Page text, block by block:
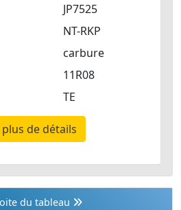
JP7525
NT-RKP
carbure
11R08
TE
de détails
du tableau